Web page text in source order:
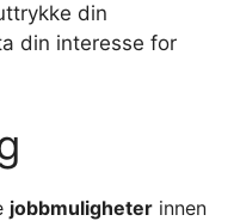
din
din interesse for
jobbmuligheter innen